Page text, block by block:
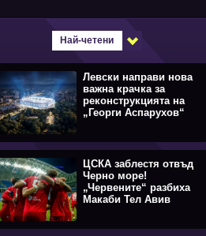
Най-четени
Левски направи нова
важна крачка за
реконструкцията на
„Георги Аспарухов“
ЦСКА заблестя отвъд
Черно море!
„Червените“ разбиха
Макаби Тел Авив